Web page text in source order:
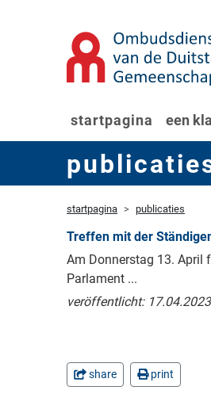
startpagina een
startpagina publicaties
Treffen mit der
Am Donnerstag 13. April
Parlament ...
veröffentlicht: 17.04.2023
share print